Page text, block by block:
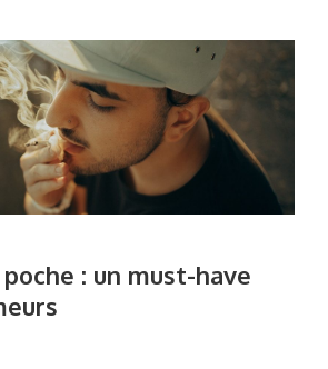
: un must-have